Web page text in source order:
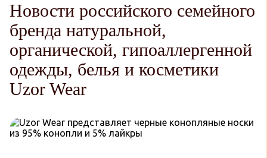
Новости российского семейного
бренда натуральной,
органической, гипоаллергенной
одежды, белья и косметики
Uzor Wear